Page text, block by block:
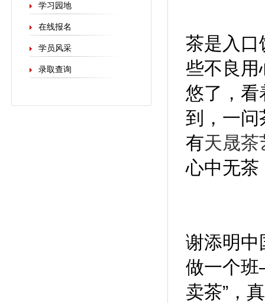
学习园地
在线报名
学员风采
录取查询
茶是入口
些不良用
悠了，看
到，一问
有天晟茶
心中无茶
谢添明中
做一个
卖茶”，